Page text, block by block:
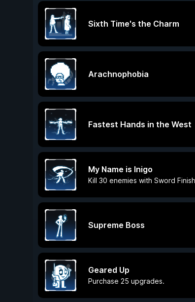
Sixth Time's the Charm
Arachnophobia
Fastest Hands in the West
My Name is Inigo
Kill 30 enemies with Sword
Supreme Boss
Geared Up
Purchase 25 upgrades.